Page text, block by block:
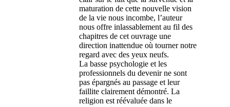
maturation de cette nouvelle vision
de la vie nous incombe, l’auteur
nous offre inlassablement au fil des
chapitres de cet ouvrage une
direction inattendue où tourner notre
regard avec des yeux neufs.
La basse psychologie et les
professionnels du devenir ne sont
pas épargnés au passage et leur
faillite clairement démontré. La
religion est réévaluée dans le